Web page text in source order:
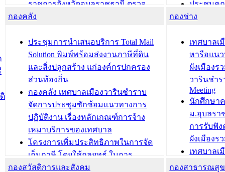
ราชการจังหวัดอุบลราชธานี ตรวจ
ความเรียบร้อยของสถานที่ในการเตรี
องคมนตรี
สำนักทะเบียนท้องถิ่นเทศบาลเมือง
วารินชำราบ ดำเนินการมอบทะเบียน
บ้าน ทร.14 และบัตรประจำตัว
ประชาชนบุคคลประเภท 8 แก่บุคคลที่
ได้รับการเพิ่มชื่อในทะเบียนบ้าน
(ท.ร.14) กรณีคนไม่มีสัญชาติไทยได้รับ
อนุญาตให้มีถิ่นที่อยู่
ประชุมคณะกรรมการประเมินผลการ
ควบคุมภายในของ สำนัก/กอง/
โรงเรียน/ศูนย์พัฒนาเด็กเล็ก/สถานธนา
ประชุมค
ความเสี่ย
ประชุมที
ชีวา สร้า
ขับเคลื่อน
“เมืองแห่
บทความ อื่นๆ ...
กองคลัง
ประชุมการนำเสนอบริการ Total Mail
Solution พิมพ์พร้อมส่งงานภาษีที่ดิน
และสิ่งปลูกสร้าง แก่องค์กรปกครอง
ส่วนท้องถิ่น
กองคลัง เทศบาลเมืองวารินชำราบ
จัดการประชุมซักซ้อมแนวทางการ
ปฏิบัติงาน เรื่องหลักเกณฑ์การจ้าง
เหมาบริการของเทศบาล
โครงการเพิ่มประสิทธิภาพในการจัด
เก็บภาษี โดยใช้กลยุทธ์ ในการ
พัฒนาการจัดเก็บรายได้ ประจำปี พ.ศ.
กองช่าง
เทศบาลเ
หารือแน
ผังเมืองร
วารินชำร
Meeting
นักศึกษา
ม.อุบลรา
การรับฟั
ผังเมืองร
เทศบาลเ
โครงการ
กองสวัสดิการและสังคม กองสาธารณสุ